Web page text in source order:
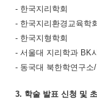
- 한국지리학회
- 한국지리환경교육학
- 한국지형학회
- 서울대 지리학과 BK
- 동국대 북한학연구소
3. 학술 발표 신청 및